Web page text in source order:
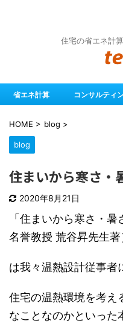
住宅の省エネ計
省エネ計算 コンサルティ
HOME > blog >
blog
住まいから寒さ
2020年8月21日
「住まいから寒さ・
名誉教授 荒谷昇先生著
は我々温熱設計従事者
住宅の温熱環境を考え
なことなのかといった